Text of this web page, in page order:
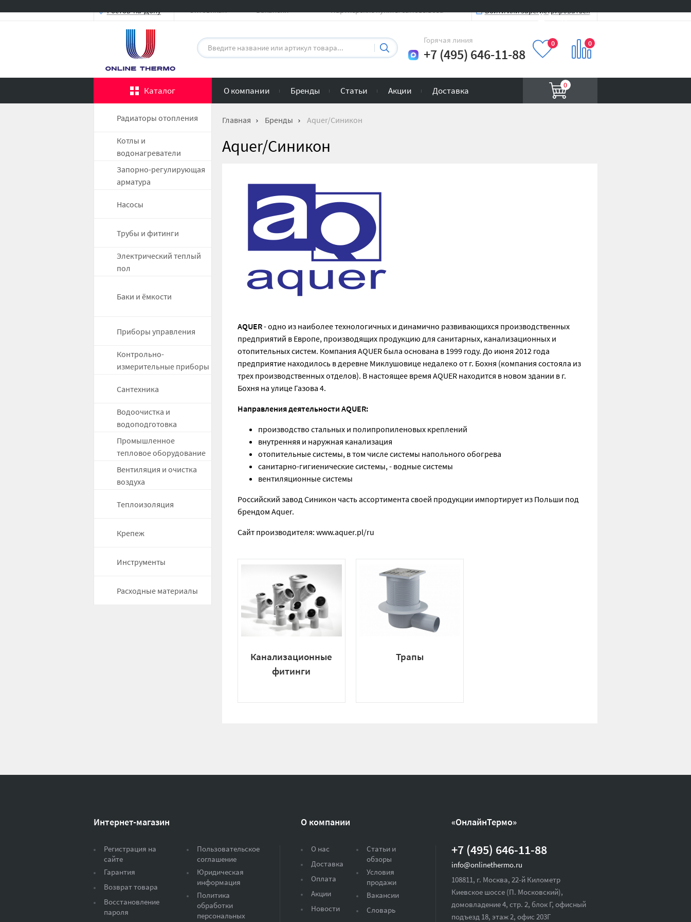
Ростов-на-Дону Оптовикам Вакансии Партнерские пункты самовывоза Войти или зарегистрироваться
Горячая линия
+7 (495) 646-11-88
0 0
Каталог О компании Бренды Статьи Акции Доставка 0
Вход на сайт
Радиаторы отопления
Котлы и
водонагреватели
Запорно-регулирующая
арматура
Насосы
Трубы и фитинги
Электрический теплый
пол
Баки и ёмкости
Приборы управления
Контрольно-
измерительные приборы
Сантехника
Водоочистка и
водоподготовка
Промышленное
тепловое оборудование
Вентиляция и очистка
воздуха
Теплоизоляция
Крепеж
Инструменты
Расходные материалы
Главная Бренды Aquer/Синикон
Aquer/Синикон
AQUER- одно из наиболее технологичных и динамично развивающихся производственных
предприятий в Европе, производящих продукцию для санитарных, канализационных и
отопительных систем. Компания AQUER была основана в 1999 году. До июня 2012 года
предприятие находилось в деревне Миклушовице недалеко от г. Бохня (компания состояла из
трех производственных отделов). В настоящее время AQUER находится в новом здании в г.
Бохня на улице Газова 4.
Направления деятельности AQUER:
производство стальных и полипропиленовых креплений
внутренняя и наружная канализация
отопительные системы, в том числе системы напольного обогрева
санитарно-гигиенические системы, - водные системы
вентиляционные системы
Российский завод Синикон часть ассортимента своей продукции импортирует из Польши под
брендом Aquer.
Сайт производителя: www.aquer.pl/ru
Канализационные
фитинги
Трапы
Интернет-магазин
Регистрация на
сайте
Гарантия
Возврат товара
Восстановление
пароля
Пользовательское
соглашение
Юридическая
информация
Политика
обработки
персональных
О компании
О нас
Доставка
Оплата
Акции
Новости
Статьи и
обзоры
Условия
продажи
Вакансии
Словарь
«ОнлайнТермо»
+7 (495) 646-11-88
info@onlinethermo.ru
108811, г. Москва, 22-й Километр
Киевское шоссе (П. Московский),
домовладение 4, стр. 2, блок Г, офисный
подъезд 18,этаж 2, офис 203Г